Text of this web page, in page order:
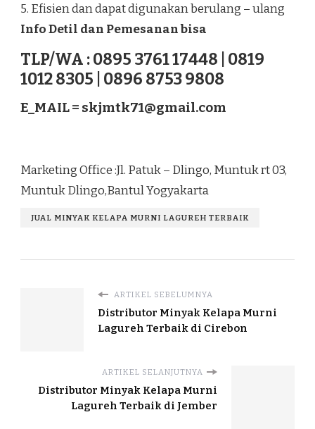
5. Efisien dan dapat digunakan berulang – ulang
Info Detil dan Pemesanan bisa
TLP/WA : 0895 3761 17448 | 0819
1012 8305 | 0896 8753 9808
E_MAIL = skjmtk71@gmail.com
Marketing Office :Jl. Patuk – Dlingo, Muntuk rt 03,
Muntuk Dlingo,Bantul Yogyakarta
JUAL MINYAK KELAPA MURNI LAGUREH TERBAIK
ARTIKEL SEBELUMNYA
Distributor Minyak Kelapa Murni
Lagureh Terbaik di Cirebon
ARTIKEL SELANJUTNYA
Distributor Minyak Kelapa Murni
Lagureh Terbaik di Jember